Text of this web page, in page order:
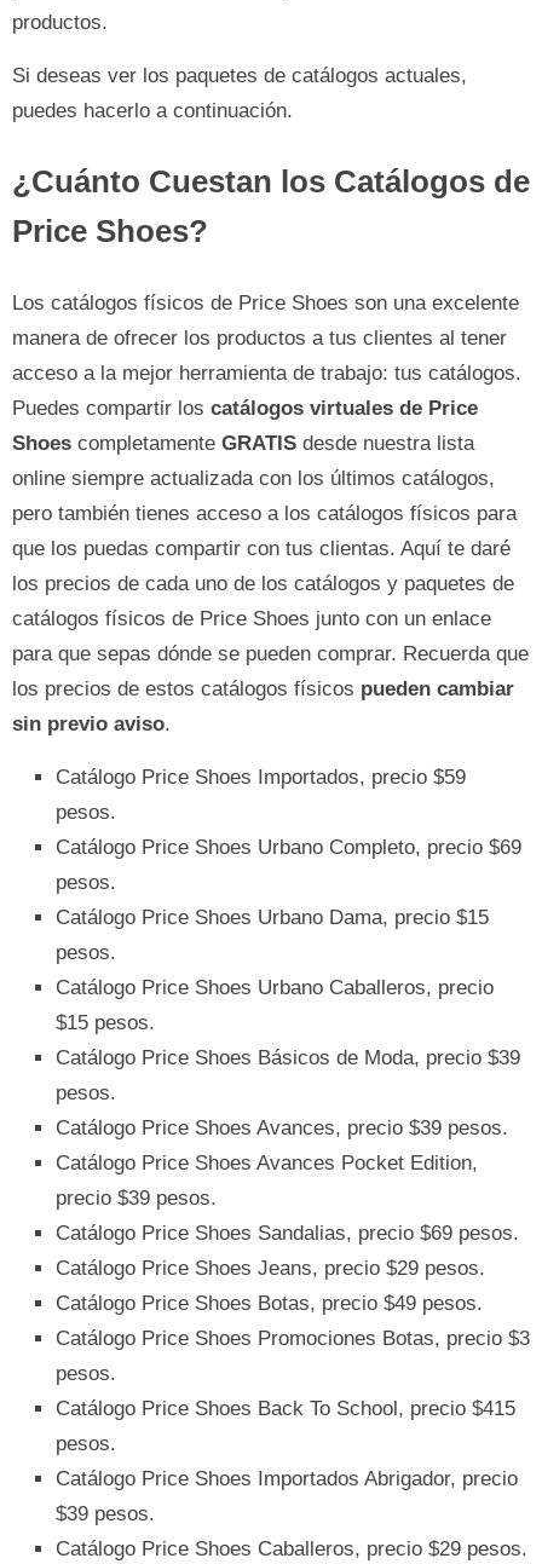
productos.
Si deseas ver los paquetes de catálogos actuales,
puedes hacerlo a continuación.
¿Cuánto Cuestan los Catálogos de
Price Shoes?
Los catálogos físicos de Price Shoes son una excelente
manera de ofrecer los productos a tus clientes al tener
acceso a la mejor herramienta de trabajo: tus catálogos.
Puedes compartir los catálogos virtuales de Price
Shoes completamente GRATIS desde nuestra lista
online siempre actualizada con los últimos catálogos,
pero también tienes acceso a los catálogos físicos para
que los puedas compartir con tus clientas. Aquí te daré
los precios de cada uno de los catálogos y paquetes de
catálogos físicos de Price Shoes junto con un enlace
para que sepas dónde se pueden comprar. Recuerda que
los precios de estos catálogos físicos pueden cambiar
sin previo aviso.
Catálogo Price Shoes Importados, precio $59
pesos.
Catálogo Price Shoes Urbano Completo, precio $69
pesos.
Catálogo Price Shoes Urbano Dama, precio $15
pesos.
Catálogo Price Shoes Urbano Caballeros, precio
$15 pesos.
Catálogo Price Shoes Básicos de Moda, precio $39
pesos.
Catálogo Price Shoes Avances, precio $39 pesos.
Catálogo Price Shoes Avances Pocket Edition,
precio $39 pesos.
Catálogo Price Shoes Sandalias, precio $69 pesos.
Catálogo Price Shoes Jeans, precio $29 pesos.
Catálogo Price Shoes Botas, precio $49 pesos.
Catálogo Price Shoes Promociones Botas, precio $3
pesos.
Catálogo Price Shoes Back To School, precio $415
pesos.
Catálogo Price Shoes Importados Abrigador, precio
$39 pesos.
Catálogo Price Shoes Caballeros, precio $29 pesos.